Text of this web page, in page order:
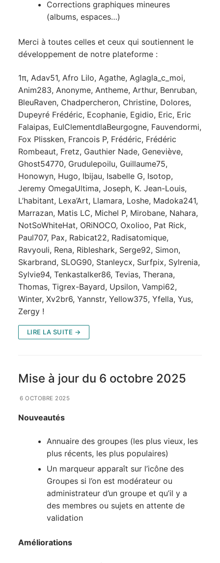
Corrections graphiques mineures
(albums, espaces…)
Merci à toutes celles et ceux qui soutiennent le
développement de notre plateforme :
1π, Adav51, Afro Lilo, Agathe, Aglagla_c_moi,
Anim283, Anonyme, Antheme, Arthur, Benruban,
BleuRaven, Chadpercheron, Christine, Dolores,
Dupeyré Frédéric, Ecophanie, Egidio, Eric, Eric
Falaipas, EulClementdlaBeurgogne, Fauvendormi,
Fox Plissken, Francois P, Frédéric, Frédéric
Rombeaut, Fretz, Gauthier Nade, Geneviève,
Ghost54770, Grudulepoilu, Guillaume75,
Honowyn, Hugo, Ibijau, Isabelle G, Isotop,
Jeremy OmegaUltima, Joseph, K. Jean-Louis,
L’habitant, Lexa’Art, Llamara, Loshe, Madoka241,
Marrazan, Matis LC, Michel P, Mirobane, Nahara,
NotSoWhiteHat, ORiNOCO, Oxolioo, Pat Rick,
Paul707, Pax, Rabicat22, Radisatomique,
Ravyouli, Rena, Ribleshark, Serge92, Simon,
Skarbrand, SLOG90, Stanleycx, Surfpix, Sylrenia,
Sylvie94, Tenkastalker86, Tevias, Therana,
Thomas, Tigrex-Bayard, Upsilon, Vampi62,
Winter, Xv2br6, Yannstr, Yellow375, Yfella, Yus,
Zergy !
LIRE LA SUITE →
Mise à jour du 6 octobre 2025
6 OCTOBRE 2025
Nouveautés
Annuaire des groupes (les plus vieux, les
plus récents, les plus populaires)
Un marqueur apparaît sur l’icône des
Groupes si l’on est modérateur ou
administrateur d’un groupe et qu’il y a
des membres ou sujets en attente de
validation
Améliorations